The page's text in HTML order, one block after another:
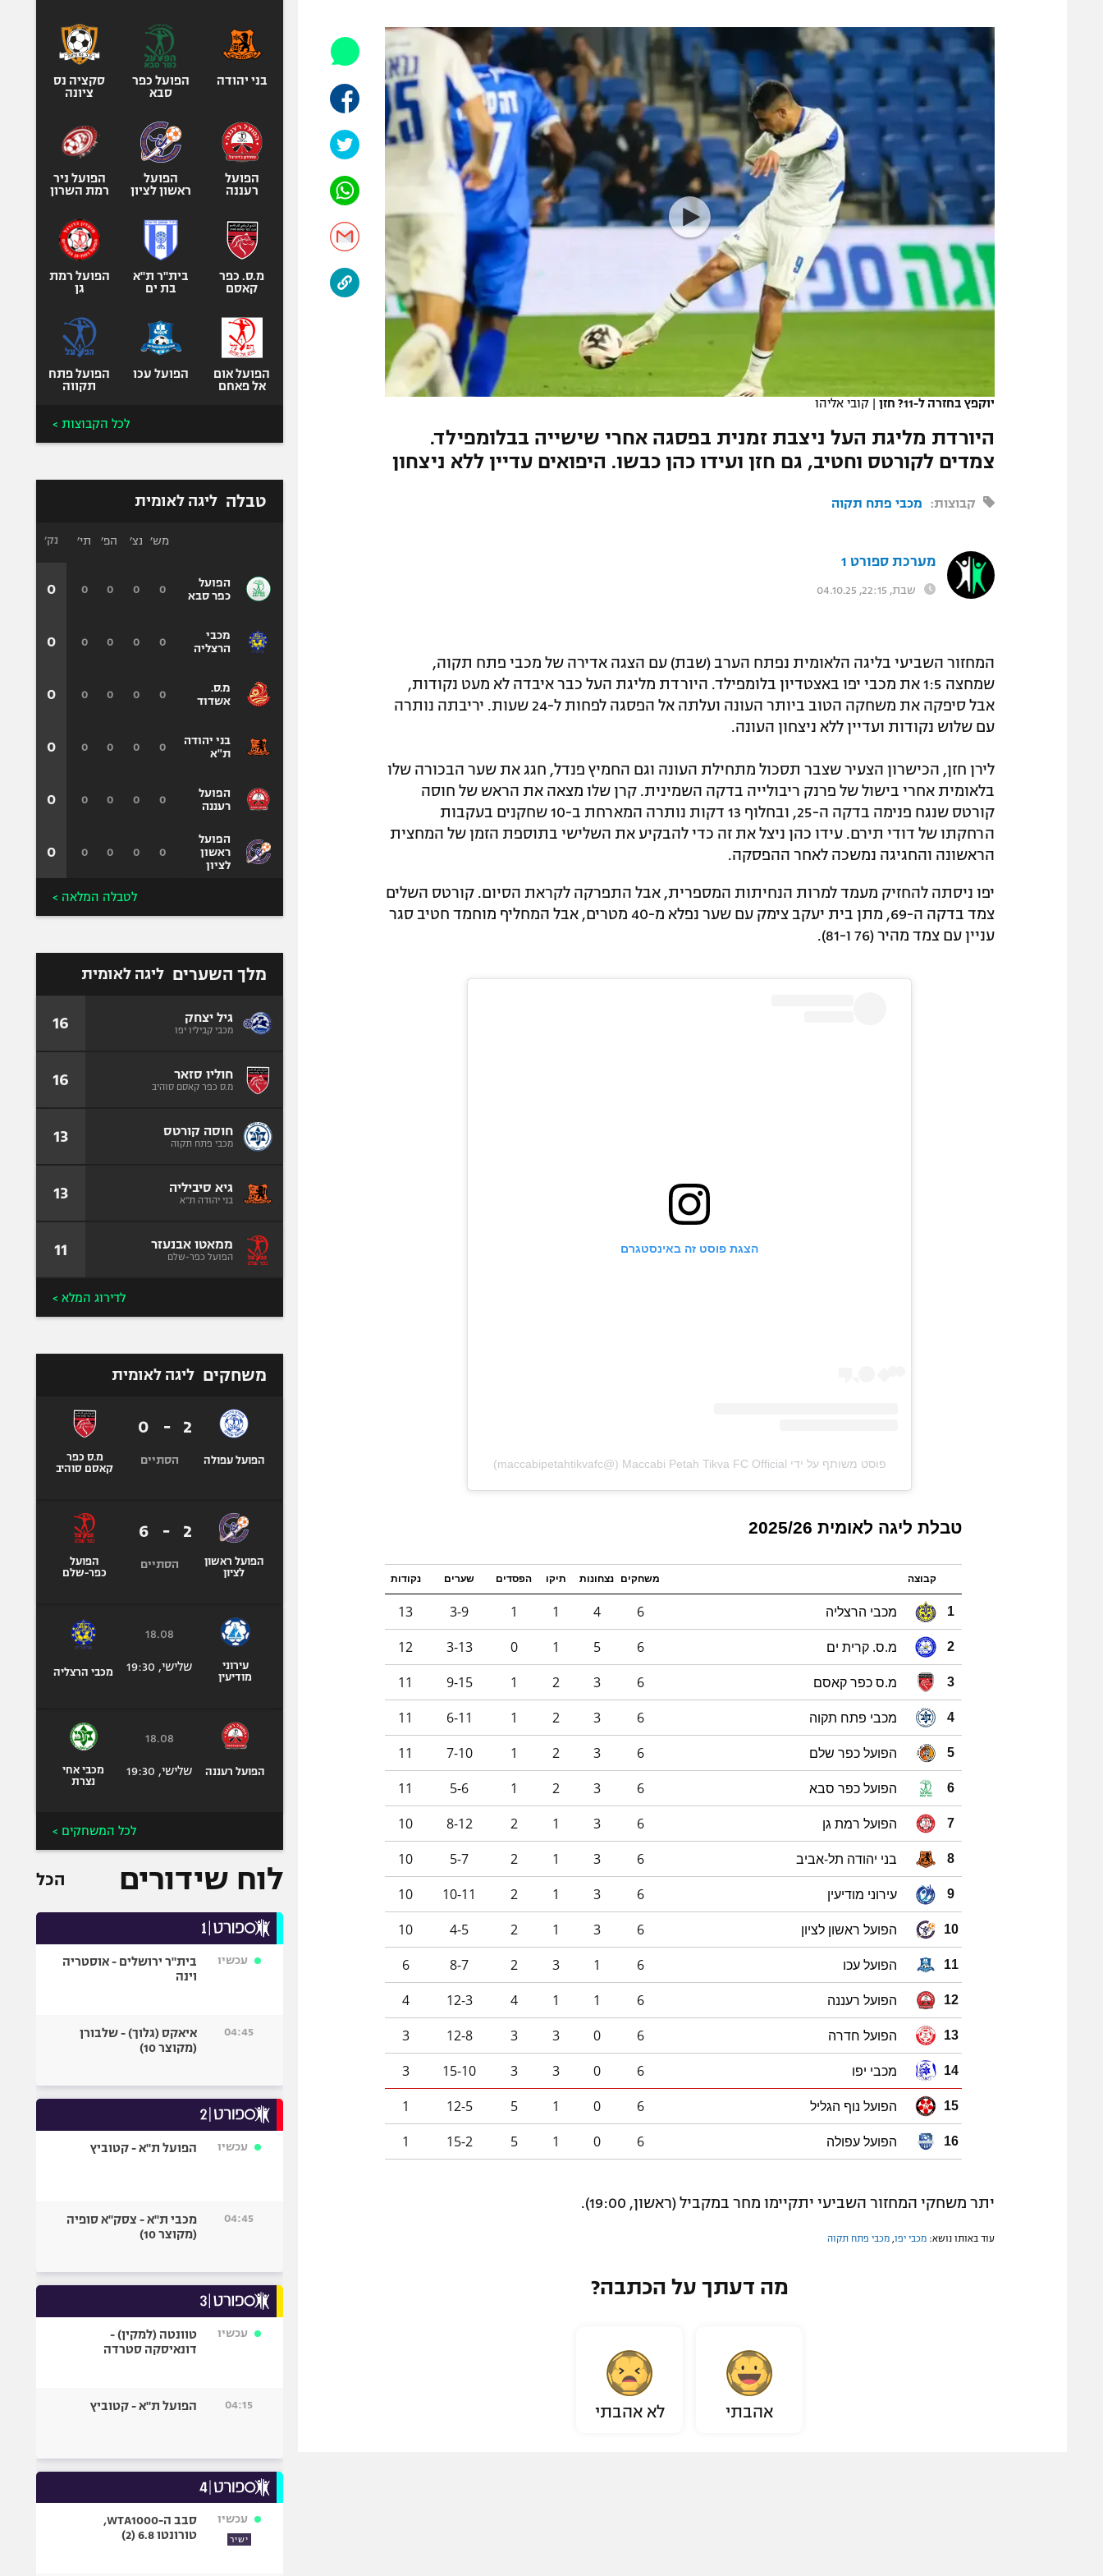
תקנון משתתפים וזוכים בפרסים
תקנון עבור פעילות אלקטרה
תקנון עבור פעילות ספורט 1 – "מרלן"
תנאי שימוש
מדיניות פרטיות
תקנון פעילות ספורט 1
רשיון להקרנה פומבית לבית עסק
הצטרפות לחבילת הערוצים
הפועל תל אביב
הפועל חיפה
הפועל באר שבע
מכבי נתניה
בני יהודה
ליגה סינית
ליגה ברזילאית
ליגות נוספות
אופניים
ספורט מוטורי
כדורמים
בייסבול MLB
ספורט אתגרי
אומנויות לחימה
גיימינג E-Sports
יוקפץ בחזרה ל-11? חזן | קובי אליהו
היורדת מליגת העל ניצבת זמנית בפסגה אחרי שישייה בבלומפילד.
צמדים לקורטס וחטיב, גם חזן ועידו כהן כבשו. היפואים עדיין ללא ניצחון
קבוצות: מכבי פתח תקוה
מערכת ספורט 1
שבת, 22:15, 04.10.25
המחזור השביעי בליגה הלאומית נפתח הערב (שבת) עם הצגה אדירה של מכבי פתח תקוה,
שמחצה 1:5 את מכבי יפו באצטדיון בלומפילד. היורדת מליגת העל כבר איבדה לא מעט נקודות,
אבל סיפקה את משחקה הטוב ביותר העונה ועלתה אל הפסגה לפחות ל-24 שעות. יריבתה נותרה
עם שלוש נקודות ועדיין ללא ניצחון העונה.
לירן חזן, הכישרון הצעיר שצבר תסכול מתחילת העונה וגם החמיץ פנדל, חגג את שער הבכורה שלו
בלאומית אחרי בישול של פרנק ריבולייה בדקה השמינית. קרן שלו מצאה את הראש של חוסה
קורטס שנגח פנימה בדקה ה-25, ובחלוף 13 דקות נותרה המארחת ב-10 שחקנים בעקבות
הרחקתו של דודי תירם. עידו כהן ניצל את זה כדי להבקיע את השלישי בתוספת הזמן של המחצית
הראשונה והחגיגה נמשכה לאחר ההפסקה.
יפו ניסתה להחזיק מעמד למרות הנחיתות המספרית, אבל התפרקה לקראת הסיום. קורטס השלים
צמד בדקה ה-69, מתן בית יעקב צימק עם שער נפלא מ-40 מטרים, אבל המחליף מוחמד חטיב סגר
עניין עם צמד מהיר (76 ו-81).
הצגת פוסט זה באינסטגרם
פוסט משותף על ידי ‏‎Maccabi Petah Tikva FC Official‎‏ (@‏‎maccabipetahtikvafc‎‏)
טבלת ליגה לאומית 2025/26
קבוצה משחקים נצחונות תיקו הפסדים שערים נקודות
1 מכבי הרצליה 6
4
1
1
3-9
13
2 מ.ס. קרית ים 6
5
1
0
3-13
12
3 מ.ס כפר קאסם 6
3
2
1
9-15
11
4 מכבי פתח תקוה 6
3
2
1
6-11
11
5 הפועל כפר שלם 6
3
2
1
7-10
11
6 הפועל כפר סבא 6
3
2
1
5-6
11
7 הפועל רמת גן 6
3
1
2
8-12
10
8 בני יהודה תל-אביב 6
3
1
2
5-7
10
9 עירוני מודיעין 6
3
1
2
10-11
10
10 הפועל ראשון לציון 6
3
1
2
4-5
10
11 הפועל עכו 6
1
3
2
8-7
6
12 הפועל רעננה 6
1
1
4
12-3
4
13 הפועל חדרה 6
0
3
3
12-8
3
14 מכבי יפו 6
0
3
3
15-10
3
15 הפועל נוף הגליל 6
0
1
5
12-5
1
16 הפועל עפולה 6
0
1
5
15-2
1
יתר משחקי המחזור השביעי יתקיימו מחר במקביל (ראשון, 19:00).
עוד באותו נושא: מכבי יפו מכבי פתח תקוה
מה דעתך על הכתבה?
אהבתי לא אהבתי
בני יהודה
הפועל כפר
סבא
סקציה נס
ציונה
הפועל
רעננה
הפועל
ראשון לציון
הפועל ניר
רמת השרון
מ.ס. כפר
קאסם
בית"ר ת"א
בת ים
הפועל רמת
גן
הפועל אום
אל פאחם
הפועל עכו
הפועל פתח
תקווה
לכל הקבוצות >
טבלה ליגה לאומית
הפועל
כפר סבא
מכבי
הרצליה
מ.ס.
אשדוד
בני יהודה
ת"א
הפועל
רעננה
הפועל
ראשון
לציון
מש׳ נצ׳ הפ׳ תי׳
0
0
0
0
0
0
0
0
0
0
0
0
0
0
0
0
0
0
0
0
0
0
0
0
נק׳
0
0
0
0
0
0
לטבלה המלאה >
מלך השערים ליגה לאומית
גיל יצחק
מכבי קביליו יפו 16
חוליו סזאר
מ.ס כפר קאסם סוהיב 16
חוסה קורטס
מכבי פתח תקוה 13
גיא סיביליה
בני יהודה ת"א 13
ממאטו אבנעזר
הפועל כפר-שלם 11
לדירוג המלא >
משחקים ליגה לאומית
הפועל עפולה
2
-
0
הסתיים
מ.ס כפר
קאסם סוהיב
הפועל ראשון
לציון
2
-
6
הסתיים
הפועל
כפר-שלם
עירוני
מודיעין
18.08
שלישי, 19:30 מכבי הרצליה
הפועל רעננה
18.08
שלישי, 19:30
מכבי אחי
נצרת
לכל המשחקים >
לוח שידורים הכל
עכשיו
בית"ר ירושלים - אוסטריה
וינה
04:45
איאקס (גלוך) - שלבורן
(מקוצר 10)
עכשיו הפועל ת"א - קטוביץ
04:45
מכבי ת"א - צסק"א סופיה
(מקוצר 10)
עכשיו
טוונטה (למקין) -
דונאיסקה סטרדה
04:15 הפועל ת"א - קטוביץ
עכשיו
ישיר
סבב ה-WTA1000,
טורונטו 6.8 (2)